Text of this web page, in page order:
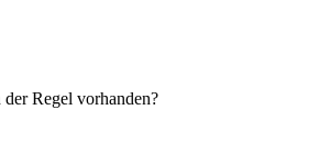
Regel vorhanden?